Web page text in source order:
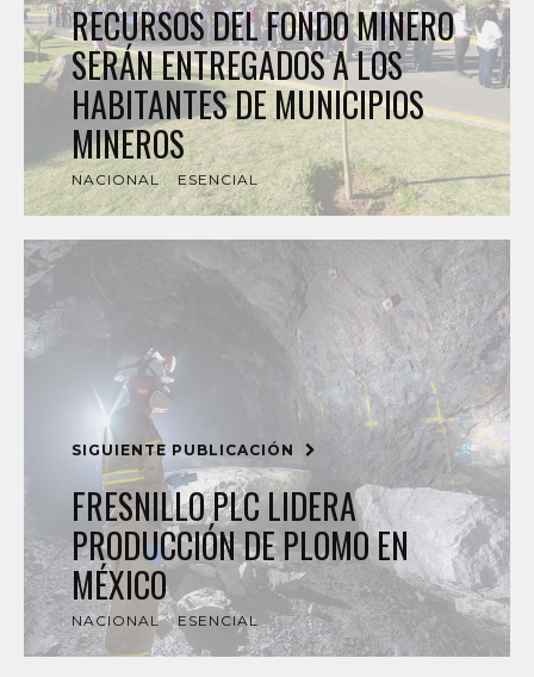
RECURSOS DEL FONDO MINERO
SERÁN ENTREGADOS A LOS
HABITANTES DE MUNICIPIOS
MINEROS
NACIONAL ESENCIAL
SIGUIENTE PUBLICACIÓN
FRESNILLO PLC LIDERA
PRODUCCIÓN DE PLOMO EN
MÉXICO
NACIONAL ESENCIAL